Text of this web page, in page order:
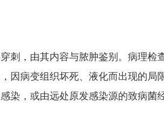
刺，由其内容与脓肿鉴别。病理检
因病变组织坏死、液化而出现的局
，或由远处原发感染源的致病菌